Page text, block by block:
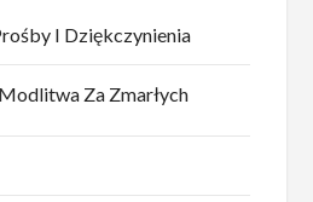
I Dziękczynienia
Za Zmarłych